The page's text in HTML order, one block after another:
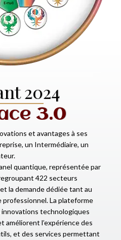
2024
3.0
et avantages à ses
un Intermédiaire, un
quantique, représentée par
422 secteurs
la demande dédiée tant au
La plateforme
technologiques
améliorent l’expérience des
et des services permettant